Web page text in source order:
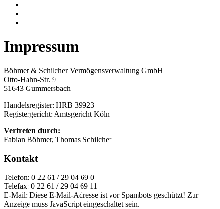
Impressum
Böhmer & Schilcher Vermögensverwaltung GmbH
Otto-Hahn-Str. 9
51643 Gummersbach
Handelsregister: HRB 39923
Registergericht: Amtsgericht Köln
Vertreten durch:
Fabian Böhmer, Thomas Schilcher
Kontakt
Telefon: 0 22 61 / 29 04 69 0
Telefax: 0 22 61 / 29 04 69 11
E-Mail: Diese E-Mail-Adresse ist vor Spambots geschützt! Zur
Anzeige muss JavaScript eingeschaltet sein.